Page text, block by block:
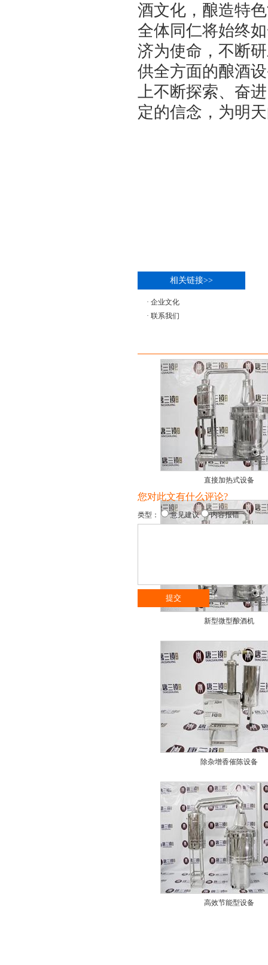
酒文化，酿造特
全体同仁将始终
济为使命，不断
供全方面的酿酒
上不断探索、奋
定的信念，为明
相关链接>>
· 企业文化
· 联系我们
直接加热式设备
新型微型酿酒机
除杂增香催陈设备
高效节能型设备
您对此文有什么评论?
类型： 意见建议 内容报错